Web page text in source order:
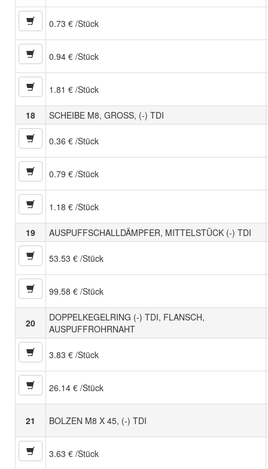
0.73 € /Stück
0.94 € /Stück
1.81 € /Stück
18 SCHEIBE M8, GROSS, (-) TDI
0.36 € /Stück
0.79 € /Stück
1.18 € /Stück
19 AUSPUFFSCHALLDÄMPFER, MITTELSTÜCK (-) TDI
53.53 € /Stück
99.58 € /Stück
20
DOPPELKEGELRING (-) TDI, FLANSCH,
AUSPUFFROHRNAHT
3.83 € /Stück
26.14 € /Stück
21 BOLZEN M8 X 45, (-) TDI
3.63 € /Stück